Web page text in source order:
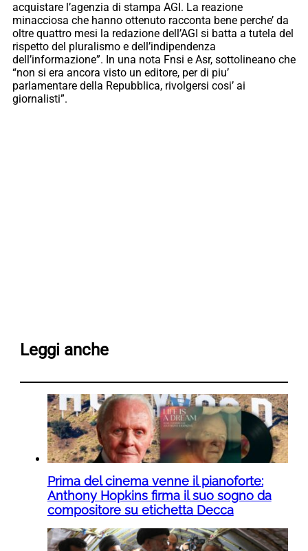
acquistare l’agenzia di stampa AGI. La reazione
minacciosa che hanno ottenuto racconta bene perche’ da
oltre quattro mesi la redazione dell’AGI si batta a tutela del
rispetto del pluralismo e dell’indipendenza
dell’informazione”. In una nota Fnsi e Asr, sottolineano che
“non si era ancora visto un editore, per di piu’
parlamentare della Repubblica, rivolgersi cosi’ ai
giornalisti”.
Leggi anche
Prima del cinema venne il pianoforte:
Anthony Hopkins firma il suo sogno da
compositore su etichetta Decca